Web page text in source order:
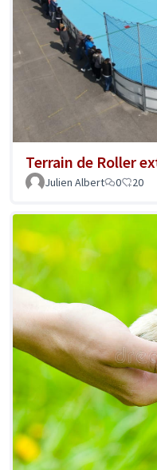
Terrain de Roller
Julien Albert
0 20